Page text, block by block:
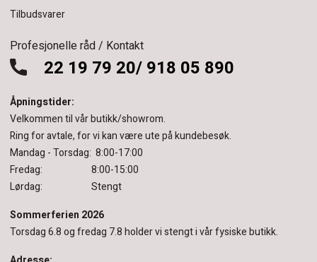
Tilbudsvarer
Profesjonelle råd / Kontakt
22 19 79 20/ 918 05 890
Åpningstider:
Velkommen til vår butikk/showrom.
Ring for avtale, for vi kan være ute på kundebesøk.
Mandag - Torsdag: 8:00-17:00
Fredag: 8:00-15:00
Lørdag: Stengt
Sommerferien 2026
Torsdag 6.8 og fredag 7.8 holder vi stengt i vår fysiske butikk.